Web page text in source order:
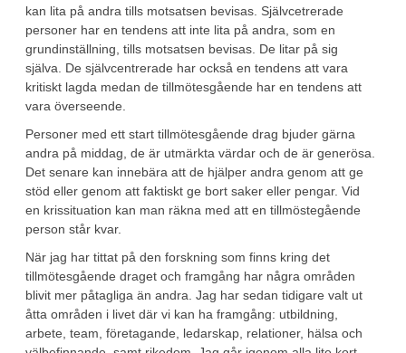
kan lita på andra tills motsatsen bevisas. Självcetrerade
personer har en tendens att inte lita på andra, som en
grundinställning, tills motsatsen bevisas. De litar på sig
själva. De självcentrerade har också en tendens att vara
kritiskt lagda medan de tillmötesgående har en tendens att
vara överseende.
Personer med ett start tillmötesgående drag bjuder gärna
andra på middag, de är utmärkta värdar och de är generösa.
Det senare kan innebära att de hjälper andra genom att ge
stöd eller genom att faktiskt ge bort saker eller pengar. Vid
en krissituation kan man räkna med att en tillmöstegående
person står kvar.
När jag har tittat på den forskning som finns kring det
tillmötesgående draget och framgång har några områden
blivit mer påtagliga än andra. Jag har sedan tidigare valt ut
åtta områden i livet där vi kan ha framgång: utbildning,
arbete, team, företagande, ledarskap, relationer, hälsa och